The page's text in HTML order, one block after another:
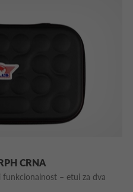
CRNA
funkcionalnost – etui za dva